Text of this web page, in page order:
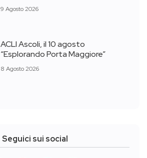
9 Agosto 2026
ACLI Ascoli, il 10 agosto
“Esplorando Porta Maggiore”
8 Agosto 2026
Seguici sui social